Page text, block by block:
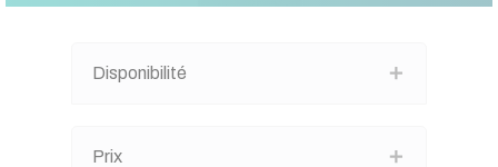
Disponibilité
Prix